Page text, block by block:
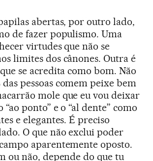
abertas, por outro lado,
de fazer populismo. Uma
virtudes que não se
limites dos cânones. Outra é
se acredita como bom. Não
das pessoas comem peixe bem
mole que eu vou deixar
ponto” e o “al dente” como
e elegantes. É preciso
O que não exclui poder
aparentemente oposto.
ou não, depende do que tu